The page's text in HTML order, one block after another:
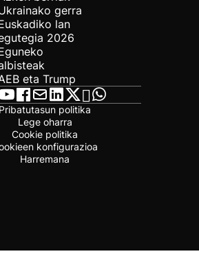
gerra
lan
2026
eta Trump
Pribatutasun politika
Lege oharra
Cookie politika
konfigurazioa
Harremana